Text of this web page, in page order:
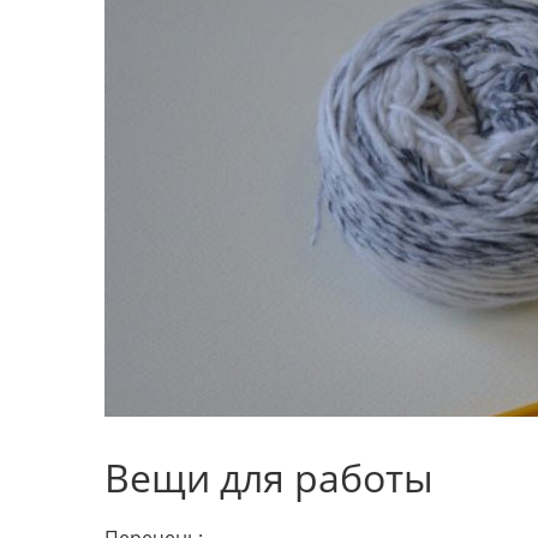
Вещи для работы